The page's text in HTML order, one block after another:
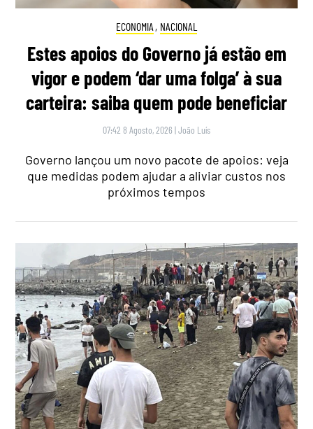
ECONOMIA , NACIONAL
Estes apoios do Governo já estão em
vigor e podem ‘dar uma folga’ à sua
carteira: saiba quem pode beneficiar
07:42 8 Agosto, 2026 |João Luís
Governo lançou um novo pacote de apoios: veja
que medidas podem ajudar a aliviar custos nos
próximos tempos